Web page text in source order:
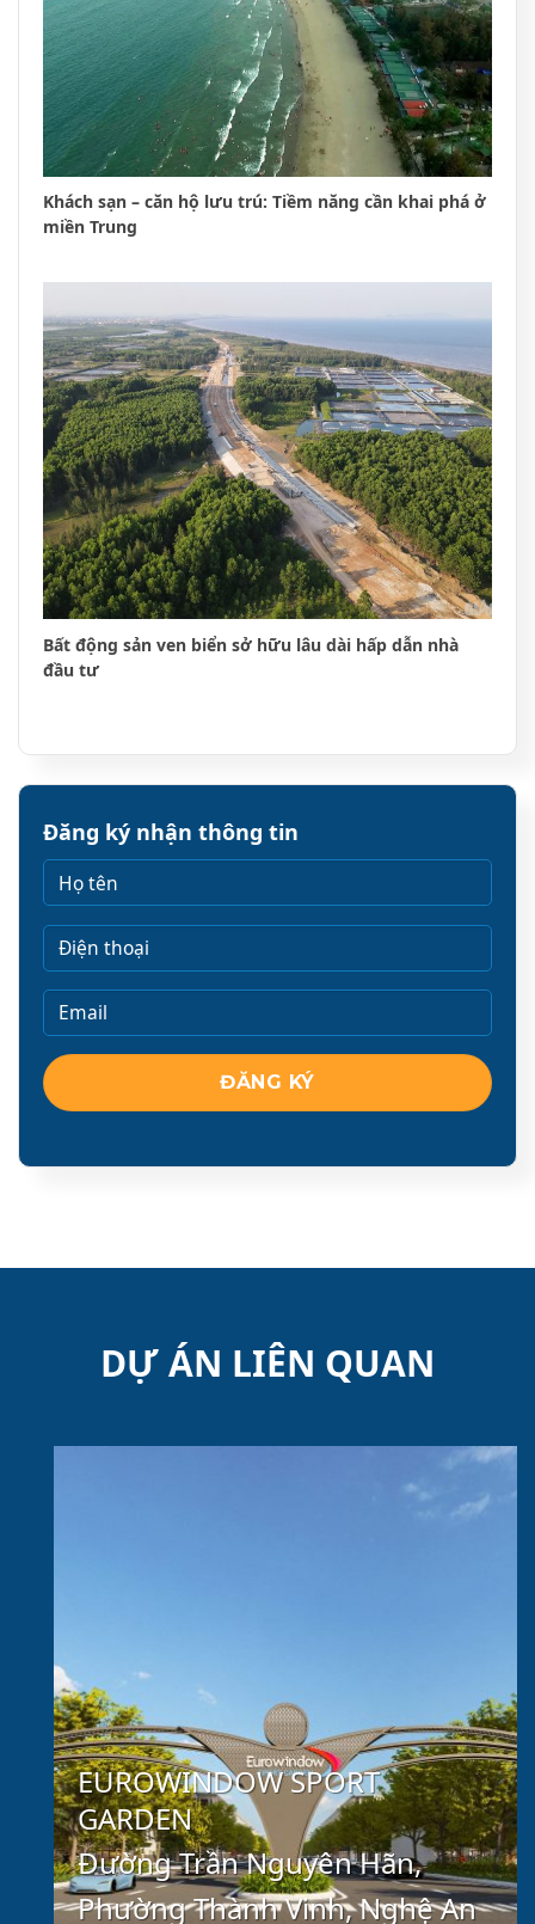
Khách sạn – căn hộ lưu trú: Tiềm năng cần khai phá ở
miền Trung
Bất động sản ven biển sở hữu lâu dài hấp dẫn nhà
đầu tư
Đăng ký nhận thông tin
DỰ ÁN LIÊN QUAN
EUROWINDOW SPORT
GARDEN
Đường Trần Nguyên Hãn,
Phường Thành Vinh, Nghệ An